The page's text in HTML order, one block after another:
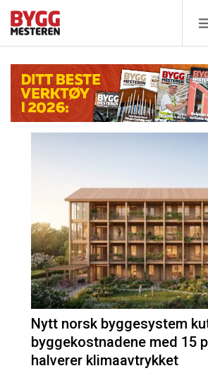
Nytt norsk byggesystem
byggekostnadene med 15
halverer klimaavtrykket